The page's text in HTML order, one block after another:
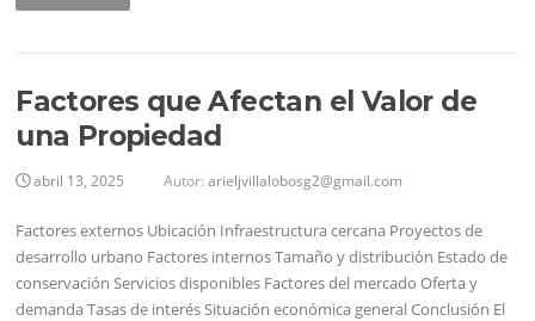
Factores que Afectan el Valor de
una Propiedad
abril 13, 2025 Autor:arieljvillalobosg2@gmail.com
Factores externos Ubicación Infraestructura cercana Proyectos de
desarrollo urbano Factores internos Tamaño y distribución Estado de
conservación Servicios disponibles Factores del mercado Oferta y
demanda Tasas de interés Situación económica general Conclusión El